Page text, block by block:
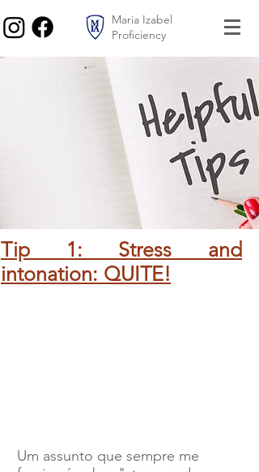
Maria Izabel
Proficiency
Tip 1: Stress and
intonation: QUITE!
Um assunto que sempre me